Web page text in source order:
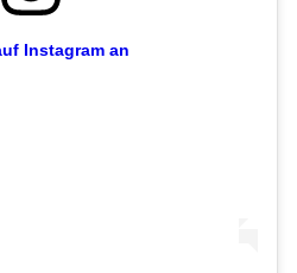
Instagram an